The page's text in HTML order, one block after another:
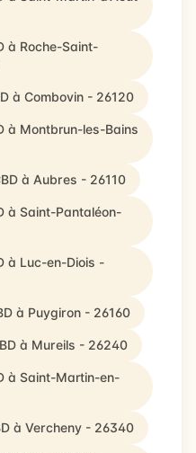
à Roche-Saint-
à Combovin - 26120
à Montbrun-les-Bains
à Aubres - 26110
à Saint-Pantaléon-
à Luc-en-Diois -
à Puygiron - 26160
à Mureils - 26240
à Saint-Martin-en-
à Vercheny - 26340